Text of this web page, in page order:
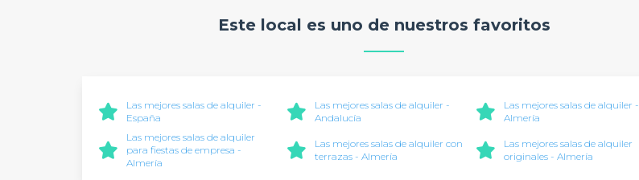
Este local es uno de nuestros favoritos
Las mejores salas de alquiler -
España
Las mejores salas de alquiler -
Andalucía
Las mejores salas de alquiler -
Almería
Las mejores salas de alquiler
para fiestas de empresa -
Almería
Las mejores salas de alquiler con
terrazas - Almería
Las mejores salas de alquiler
originales - Almería